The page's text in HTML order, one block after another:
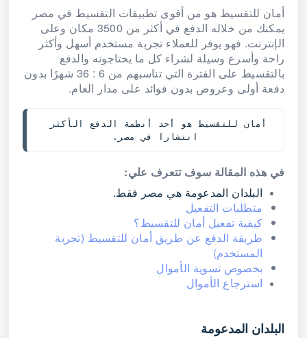
أمان للتقسيط هو من أقوى تطبيقات التقسيط في مصر
يمكنك من خلاله الدفع في أكثر من 3500 مكان وعلى
الإنترنت. فهو يوفر للعملاء تجربة مستخدم أسهل وأكثر
راحة وأسرع وسيلة لشراء كل ما يحتاجونه والدفع
بالتقسيط على الفترة التي تناسبهم من 6 : 36 شهرًا بدون
دفعة أولى وعروض بدون فوائد على مدار العام.
أمان للتقسيط هو أحد أنظمة الدفع الأكثر
انتشارا في مصر.
في هذه المقالة سوف تتعرف علي:
البلدان المدعومة هي مصر فقط.
متطلبات التفعيل
كيفية تفعيل أمان للتقسيط؟
طريقة الدفع عن طريق أمان للتقسيط (تجربة
المستخدم)
بخصوص تسوية الأموال
استرجاع الأموال
البلدان المدعومة